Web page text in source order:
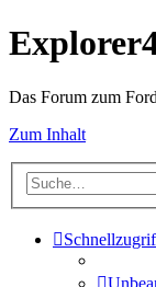
Das Forum zum
Zum Inhalt